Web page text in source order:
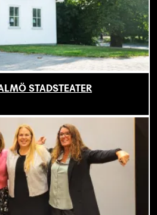
STADSTEATER